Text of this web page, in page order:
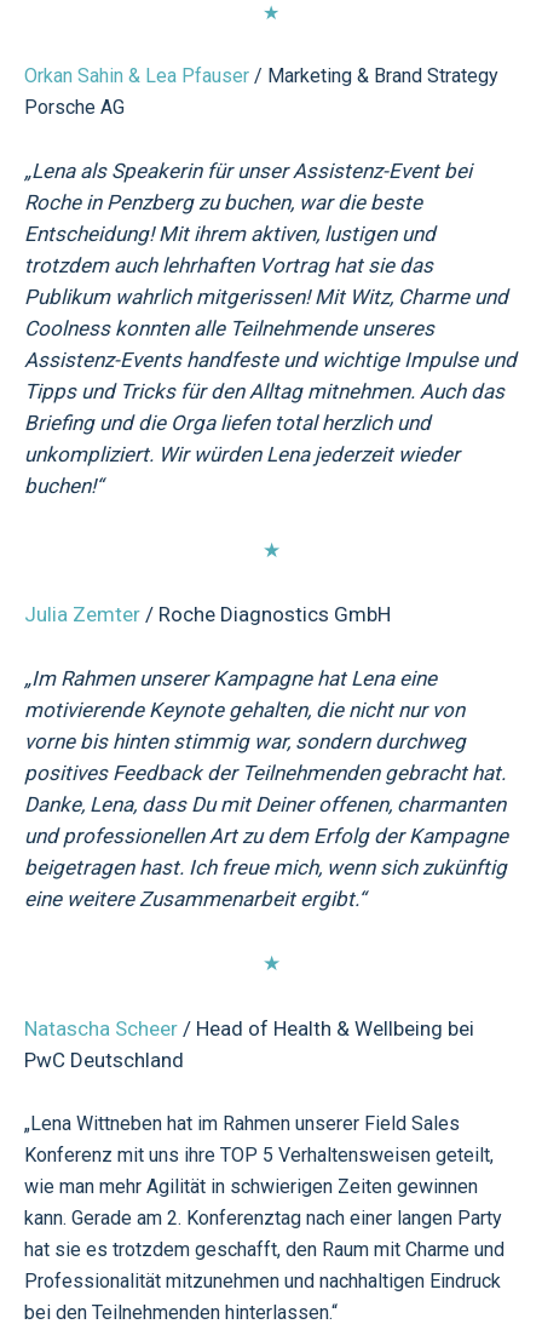
★
Orkan Sahin & Lea Pfauser / Marketing & Brand Strategy
Porsche AG
„Lena als Speakerin für unser Assistenz-Event bei
Roche in Penzberg zu buchen, war die beste
Entscheidung! Mit ihrem aktiven, lustigen und
trotzdem auch lehrhaften Vortrag hat sie das
Publikum wahrlich mitgerissen! Mit Witz, Charme und
Coolness konnten alle Teilnehmende unseres
Assistenz-Events handfeste und wichtige Impulse und
Tipps und Tricks für den Alltag mitnehmen. Auch das
Briefing und die Orga liefen total herzlich und
unkompliziert. Wir würden Lena jederzeit wieder
buchen!“
★
Julia Zemter / Roche Diagnostics GmbH
„Im Rahmen unserer Kampagne hat Lena eine
motivierende Keynote gehalten, die nicht nur von
vorne bis hinten stimmig war, sondern durchweg
positives Feedback der Teilnehmenden gebracht hat.
Danke, Lena, dass Du mit Deiner offenen, charmanten
und professionellen Art zu dem Erfolg der Kampagne
beigetragen hast. Ich freue mich, wenn sich zukünftig
eine weitere Zusammenarbeit ergibt.“
★
Natascha Scheer / Head of Health & Wellbeing bei
PwC Deutschland
„Lena Wittneben hat im Rahmen unserer Field Sales
Konferenz mit uns ihre TOP 5 Verhaltensweisen geteilt,
wie man mehr Agilität in schwierigen Zeiten gewinnen
kann. Gerade am 2. Konferenztag nach einer langen Party
hat sie es trotzdem geschafft, den Raum mit Charme und
Professionalität mitzunehmen und nachhaltigen Eindruck
bei den Teilnehmenden hinterlassen.“